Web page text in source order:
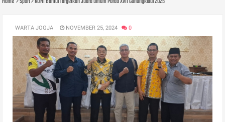
WARTA JOGJA NOVEMBER 25, 2024 0